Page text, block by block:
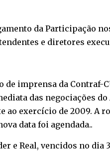
da Participação
e diretores
imprensa da
das negociações
ao exercício de 2009. A
data foi agendada..
e Real, vencidos no